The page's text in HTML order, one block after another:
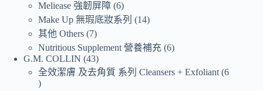
Meliease 強韌屏障 6
Make Up 無瑕底妝系列
14
其他 Others 7
Nutritious Supplement 營養補充 6
G.M. COLLIN 43
全效潔膚 及去角質 系列 Cleansers + Exfoliant 6